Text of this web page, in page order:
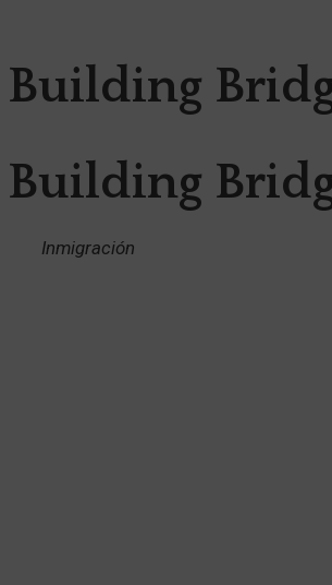
Inmigración